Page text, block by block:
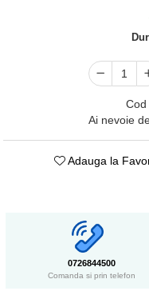
Cod
Ai nevoie
Adauga la
0726844500
Comanda si prin telefon